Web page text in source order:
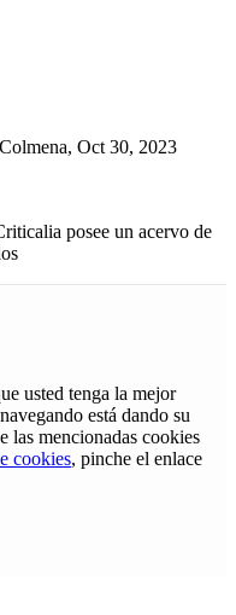
, Oct 30, 2023
posee un acervo de
usted tenga la mejor
está dando su
las mencionadas cookies
cookies, pinche el enlace